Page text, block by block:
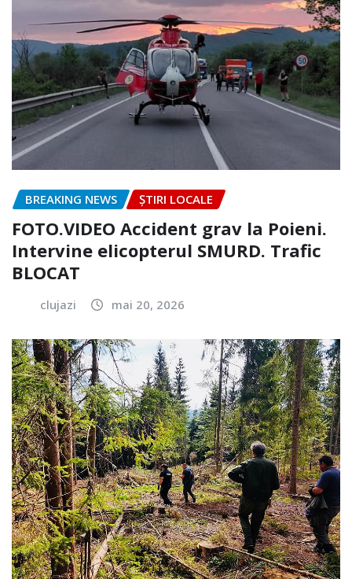
BREAKING NEWS ȘTIRI LOCALE
FOTO.VIDEO Accident grav la Poieni.
Intervine elicopterul SMURD. Trafic
BLOCAT
clujazi mai 20, 2026